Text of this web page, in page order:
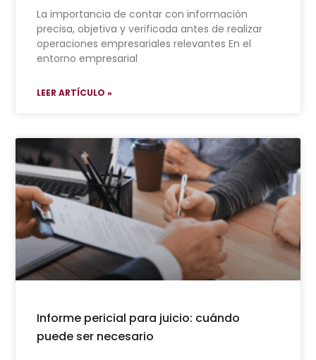
La importancia de contar con información
precisa, objetiva y verificada antes de realizar
operaciones empresariales relevantes En el
entorno empresarial
LEER ARTÍCULO »
Informe pericial para juicio: cuándo
puede ser necesario